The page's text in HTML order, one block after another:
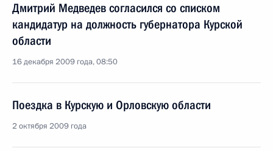
Дмитрий Медведев согласился со списком
кандидатур на должность губернатора Курской
области
16 декабря 2009 года, 08:50
Поездка в Курскую и Орловскую области
2 октября 2009 года